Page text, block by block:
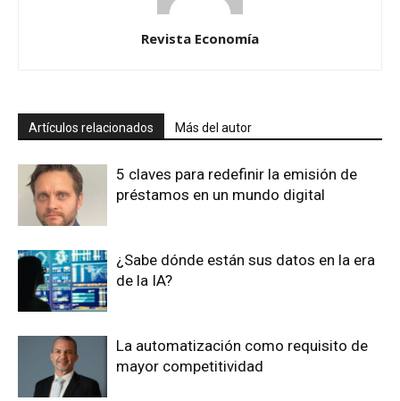
Revista Economía
Artículos relacionados Más del autor
5 claves para redefinir la emisión de
préstamos en un mundo digital
¿Sabe dónde están sus datos en la era
de la IA?
La automatización como requisito de
mayor competitividad